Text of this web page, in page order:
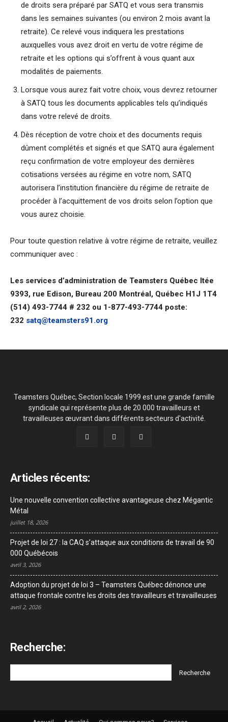
de droits sera préparé par SATQ et vous sera transmis
dans les semaines suivantes (ou environ 2 mois avant la
retraite). Ce relevé vous indiquera les prestations
auxquelles vous avez droit en vertu de votre régime de
retraite et les options qui s’offrent à vous quant aux
modalités de paiements.
Lorsque vous aurez fait votre choix, vous devrez retourner
à SATQ tous les documents applicables tels qu’indiqués
dans votre relevé de droits.
Dès réception de votre choix et des documents requis
dûment complétés et signés et que SATQ aura également
reçu confirmation de votre employeur des dernières
cotisations versées au régime en votre nom, SATQ
autorisera l’institution financière du régime de retraite de
procéder à l’acquittement de vos droits selon l’option que
vous aurez choisie.
Pour toute question relative à votre régime de retraite, veuillez
communiquer avec :
Les services d’administration de Teamsters Québec ltée
9393, rue Edison, Bureau 200 Montréal, Québec H1J 1T4
(514) 493-7744 # 232 ou 1-877-493-7744 poste:
232 satq@teamsters91.org
Teamsters Québec, Section locale 1999 est une grande famille
syndicale qui représente plus de 20 000 travailleurs et
travailleuses œuvrant dans différents secteurs d'activité.
Articles récents:
Une nouvelle convention collective avantageuse chez Mégantic
Métal
juillet 18, 2026
Projet de loi 27 : la CAQ s’attaque aux conditions de travail de 90
000 Québécois
avril 3, 2026
Adoption du projet de loi 3 – Teamsters Québec dénonce une
attaque frontale contre les droits des travailleurs et travailleuses
avril 2, 2026
Recherche: